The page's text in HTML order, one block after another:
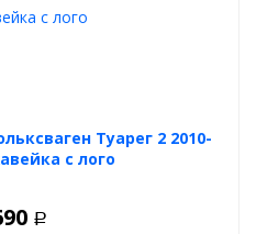
Туарег 2 2010-
с лого
Р